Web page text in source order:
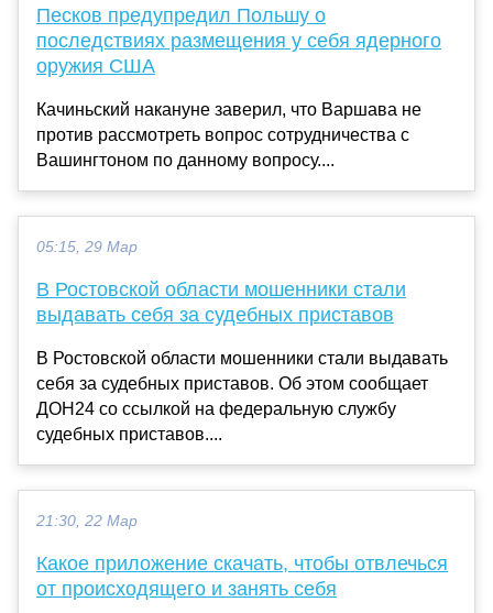
Песков предупредил Польшу о
последствиях размещения у себя ядерного
оружия США
Качиньский накануне заверил, что Варшава не
против рассмотреть вопрос сотрудничества с
Вашингтоном по данному вопросу....
05:15, 29 Мар
В Ростовской области мошенники стали
выдавать себя за судебных приставов
В Ростовской области мошенники стали выдавать
себя за судебных приставов. Об этом сообщает
ДОН24 со ссылкой на федеральную службу
судебных приставов....
21:30, 22 Мар
Какое приложение скачать, чтобы отвлечься
от происходящего и занять себя